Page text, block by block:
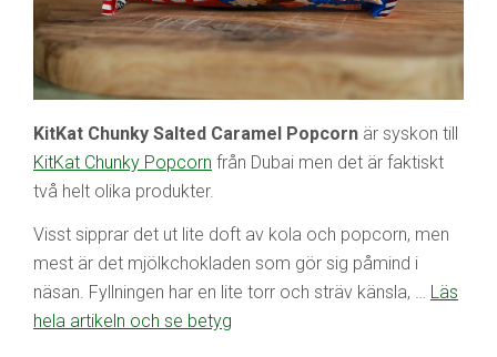
KitKat Chunky Salted Caramel Popcorn är syskon till
KitKat Chunky Popcorn från Dubai men det är faktiskt
två helt olika produkter.
Visst sipprar det ut lite doft av kola och popcorn, men
mest är det mjölkchokladen som gör sig påmind i
näsan. Fyllningen har en lite torr och sträv känsla, … Läs
hela artikeln och se betyg